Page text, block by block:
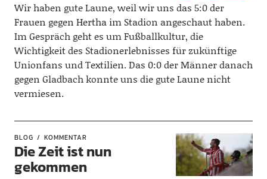
Wir haben gute Laune, weil wir uns das 5:0 der
Frauen gegen Hertha im Stadion angeschaut haben.
Im Gespräch geht es um Fußballkultur, die
Wichtigkeit des Stadionerlebnisses für zukünftige
Unionfans und Textilien. Das 0:0 der Männer danach
gegen Gladbach konnte uns die gute Laune nicht
vermiesen.
BLOG KOMMENTAR
Die Zeit ist nun
gekommen